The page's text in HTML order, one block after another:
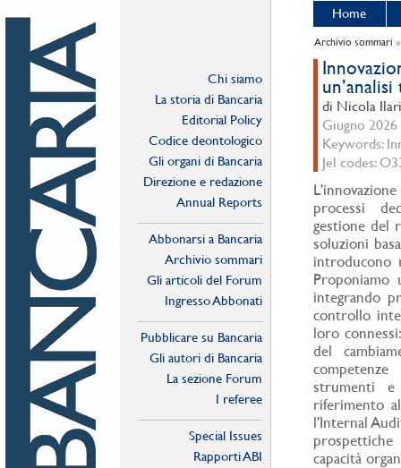
Chi siamo
La storia di Bancaria
Editorial Policy
Codice deontologico
Gli organi di Bancaria
Direzione e redazione
Annual Reports
Abbonarsi a Bancaria
Archivio sommari
Gli articoli del Forum
Ingresso Abbonati
Pubblicare su Bancaria
Gli autori di Bancaria
La sezione Forum
I referee
Special Issues
Rapporti ABI
Home
Archivio sommari
di Nicola
Giugno 2026
Keywords:
Jel codes:
processi
gestione del
soluzioni
introducono
integrando
controllo
loro
del
strumenti e
riferimento
l'Internal
prospettiche
capacità